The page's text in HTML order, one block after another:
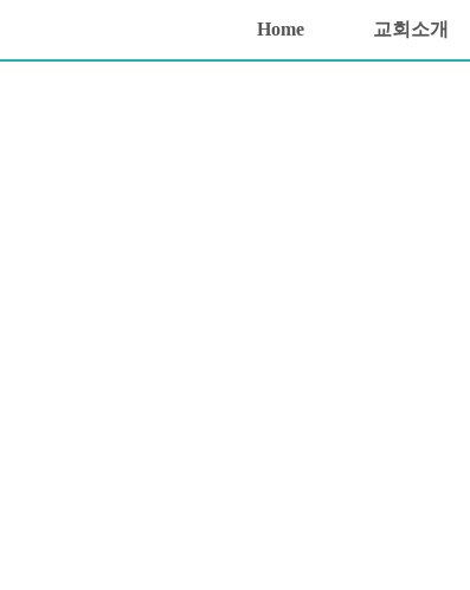
Home 교회소개
Sketchbook5, 스케치북5
Sketchbook5, 스케치북5